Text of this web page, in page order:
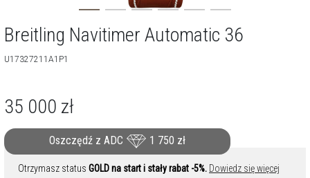
Breitling Navitimer Automatic 36
U17327211A1P1
35 000 zł
Oszczędź z ADC 1 750 zł
Otrzymasz status GOLD na start i stały rabat -5%. Dowiedz się więcej